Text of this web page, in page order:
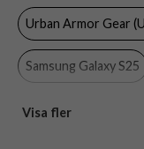
Färg
Material
Varumärke
Urban Armor Gear
Samsung Galaxy S25
Stöttåliga skal
Visa fler